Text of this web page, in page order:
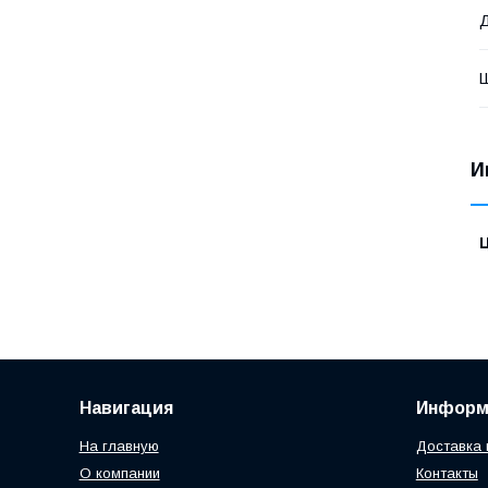
Навигация
На главную
О компании
Доставка
Контакты